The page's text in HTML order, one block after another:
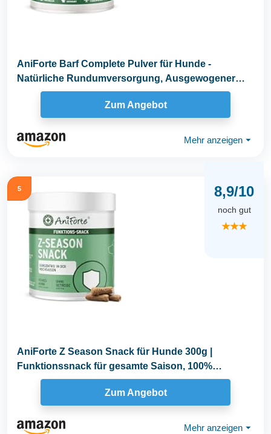
AniForte Barf Complete Pulver für Hunde -
Natürliche Rundumversorgung, Ausgewogener
Zusatz beim...
Zum Angebot
Mehr anzeigen ⏷
5 8,9/10
noch gut
★★★
AniForte Z Season Snack für Hunde 300g |
Funktionssnack für gesamte Saison, 100%
natürlich mit...
Zum Angebot
Mehr anzeigen ⏷